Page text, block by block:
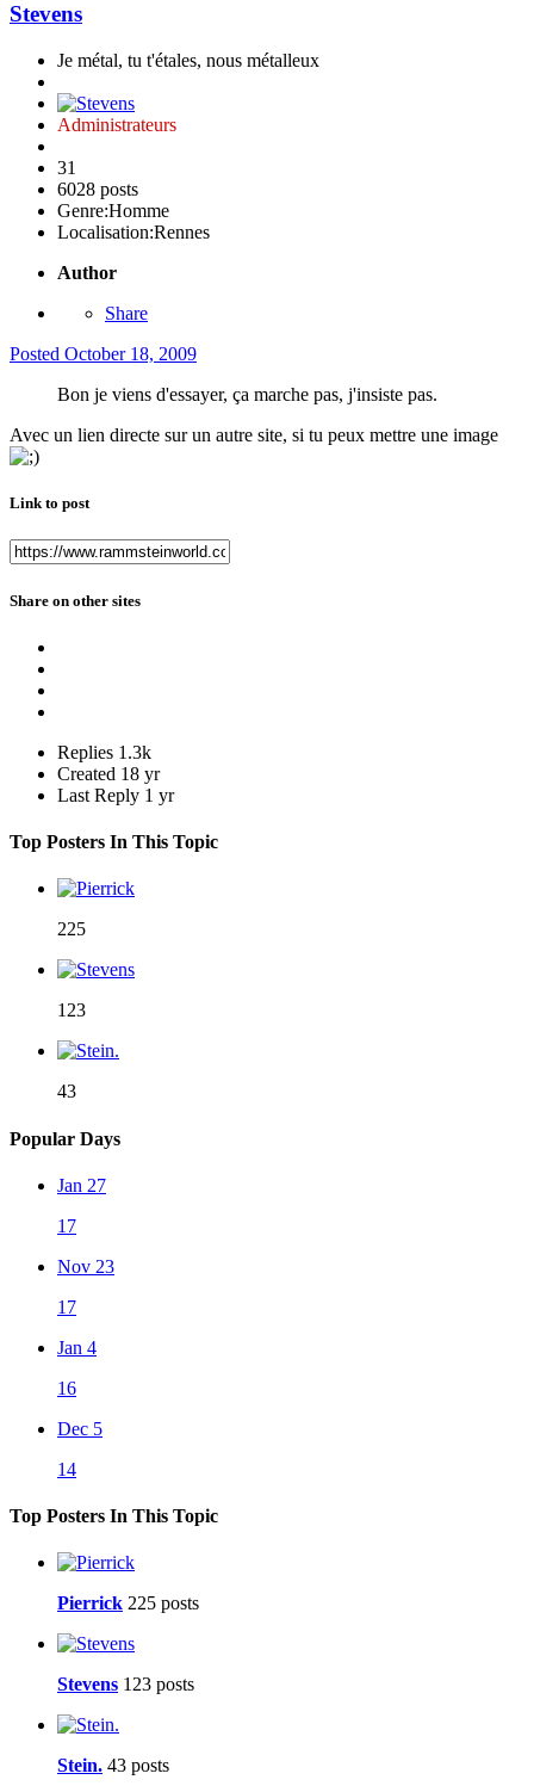
Stevens
Je métal, tu t'étales, nous métalleux
Administrateurs
31
6028 posts
Genre:Homme
Localisation:Rennes
Author
Share
Posted October 18, 2009
Bon je viens d'essayer, ça marche pas, j'insiste pas.
Avec un lien directe sur un autre site, si tu peux mettre une image
Link to post
Share on other sites
Replies 1.3k
Created 18 yr
Last Reply 1 yr
Top Posters In This Topic
225
123
43
Popular Days
Jan 27
17
Nov 23
17
Jan 4
16
Dec 5
14
Top Posters In This Topic
Pierrick 225 posts
Stevens 123 posts
Stein. 43 posts